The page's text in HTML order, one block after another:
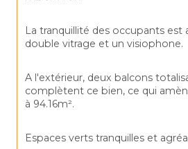
La tranquillité des occupants est
double vitrage et un visiophone.
A l'extérieur, deux balcons
complètent ce bien, ce qui
à 94.16m².
Espaces verts tranquilles et